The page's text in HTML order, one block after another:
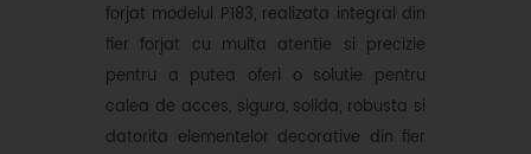
forjat modelul P183, realizata integral din
fier forjat cu multa atentie si precizie
pentru a putea oferi o solutie pentru
calea de acces, sigura, solida, robusta si
datorita elementelor decorative din fier